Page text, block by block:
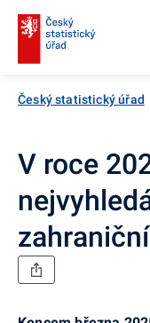
Český statistický úřad
V roce